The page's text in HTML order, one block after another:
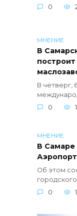
0
МНЕНИЕ
В
В четверг,
0
МНЕНИЕ
В Самаре
Об этом
0